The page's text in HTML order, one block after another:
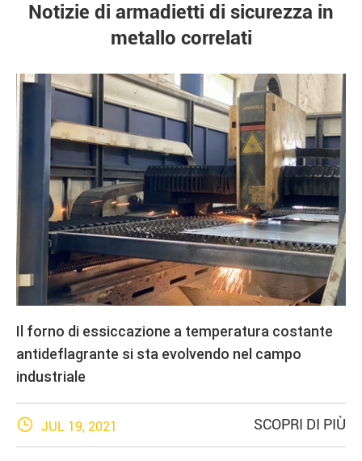
Notizie di armadietti di sicurezza in
metallo correlati
Il forno di essiccazione a temperatura costante
antideflagrante si sta evolvendo nel campo
industriale
 JUL 19, 2021 SCOPRI DI PIÙ